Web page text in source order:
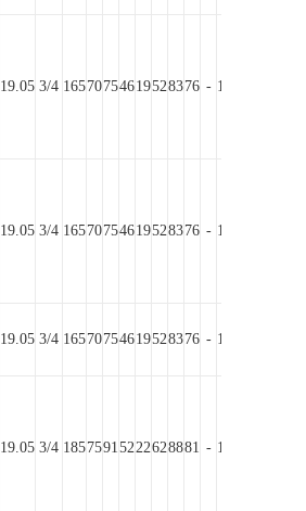
19.05 3/4 16570754619528376 - 10.5
19.05 3/4 16570754619528376 - 10.5
19.05 3/4 16570754619528376 - 10.5
19.05 3/4 18575915222628881 - 10.5